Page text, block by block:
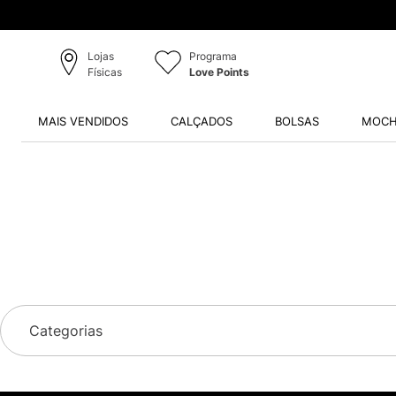
Lojas
Físicas
Programa
Love Points
MAIS VENDIDOS CALÇADOS BOLSAS
Categorias